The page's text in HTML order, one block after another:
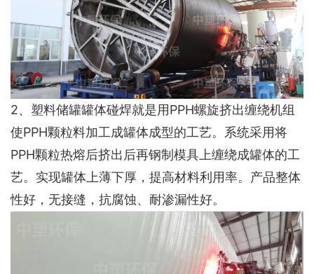
2、塑料储罐罐体碰焊就是用PPH螺旋挤出缠绕机组
使PPH颗粒料加工成罐体成型的工艺。系统采用将
PPH颗粒热熔后挤出后再钢制模具上缠绕成罐体的工
艺。实现罐体上薄下厚，提高材料利用率。产品整体
性好，无接缝，抗腐蚀、耐渗漏性好。